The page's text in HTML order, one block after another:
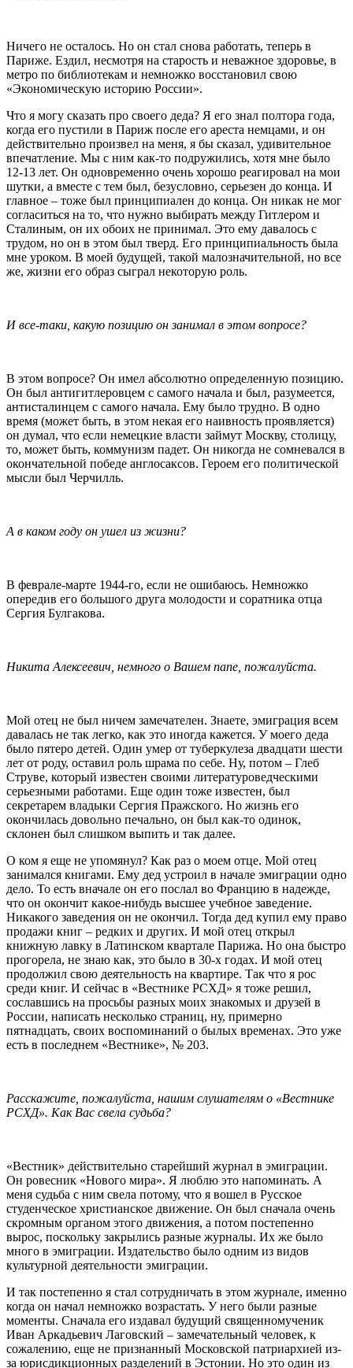
Ничего не осталось. Но он стал снова работать, теперь в
Париже. Ездил, несмотря на старость и неважное здоровье, в
метро по библиотекам и немножко восстановил свою
«Экономическую историю России».
Что я могу сказать про своего деда? Я его знал полтора года,
когда его пустили в Париж после его ареста немцами, и он
действительно произвел на меня, я бы сказал, удивительное
впечатление. Мы с ним как-то подружились, хотя мне было
12-13 лет. Он одновременно очень хорошо реагировал на мои
шутки, а вместе с тем был, безусловно, серьезен до конца. И
главное – тоже был принципиален до конца. Он никак не мог
согласиться на то, что нужно выбирать между Гитлером и
Сталиным, он их обоих не принимал. Это ему давалось с
трудом, но он в этом был тверд. Его принципиальность была
мне уроком. В моей будущей, такой малозначительной, но все
же, жизни его образ сыграл некоторую роль.
И все-таки, какую позицию он занимал в этом вопросе?
В этом вопросе? Он имел абсолютно определенную позицию.
Он был антигитлеровцем с самого начала и был, разумеется,
антисталинцем с самого начала. Ему было трудно. В одно
время (может быть, в этом некая его наивность проявляется)
он думал, что если немецкие власти займут Москву, столицу,
то, может быть, коммунизм падет. Он никогда не сомневался в
окончательной победе англосаксов. Героем его политической
мысли был Черчилль.
А в каком году он ушел из жизни?
В феврале-марте 1944-го, если не ошибаюсь. Немножко
опередив его большого друга молодости и соратника отца
Сергия Булгакова.
Никита Алексеевич, немного о Вашем папе, пожалуйста.
Мой отец не был ничем замечателен. Знаете, эмиграция всем
давалась не так легко, как это иногда кажется. У моего деда
было пятеро детей. Один умер от туберкулеза двадцати шести
лет от роду, оставил роль шрама по себе. Ну, потом – Глеб
Струве, который известен своими литературоведческими
серьезными работами. Еще один тоже известен, был
секретарем владыки Сергия Пражского. Но жизнь его
окончилась довольно печально, он был как-то одинок,
склонен был слишком выпить и так далее.
О ком я еще не упомянул? Как раз о моем отце. Мой отец
занимался книгами. Ему дед устроил в начале эмиграции одно
дело. То есть вначале он его послал во Францию в надежде,
что он окончит какое-нибудь высшее учебное заведение.
Никакого заведения он не окончил. Тогда дед купил ему право
продажи книг – редких и других. И мой отец открыл
книжную лавку в Латинском квартале Парижа. Но она быстро
прогорела, не знаю как, это было в 30-х годах. И мой отец
продолжил свою деятельность на квартире. Так что я рос
среди книг. И сейчас в «Вестнике РСХД» я тоже решил,
сославшись на просьбы разных моих знакомых и друзей в
России, написать несколько страниц, ну, примерно
пятнадцать, своих воспоминаний о былых временах. Это уже
есть в последнем «Вестнике», № 203.
Расскажите, пожалуйста, нашим слушателям о «Вестнике
РСХД». Как Вас свела судьба?
«Вестник» действительно старейший журнал в эмиграции.
Он ровесник «Нового мира». Я люблю это напоминать. А
меня судьба с ним свела потому, что я вошел в Русское
студенческое христианское движение. Он был сначала очень
скромным органом этого движения, а потом постепенно
вырос, поскольку закрылись разные журналы. Их же было
много в эмиграции. Издательство было одним из видов
культурной деятельности эмиграции.
И так постепенно я стал сотрудничать в этом журнале, именно
когда он начал немножко возрастать. У него были разные
моменты. Сначала его издавал будущий священномученик
Иван Аркадьевич Лаговский – замечательный человек, к
сожалению, еще не признанный Московской патриархией из-
за юрисдикционных разделений в Эстонии. Но это один из